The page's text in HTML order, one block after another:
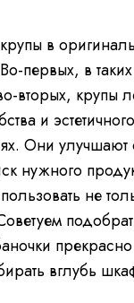
в
первых, в
вторых, крупы
и
Они
нужного
не
вглубь